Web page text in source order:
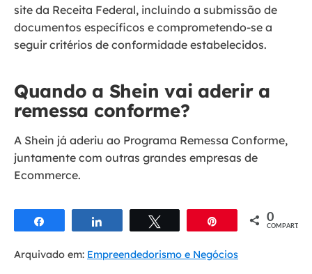
site da Receita Federal, incluindo a submissão de
documentos específicos e comprometendo-se a
seguir critérios de conformidade estabelecidos.
Quando a Shein vai aderir a
remessa conforme?
A Shein já aderiu ao Programa Remessa Conforme,
juntamente com outras grandes empresas de
Ecommerce.
Compartilhar Compartilhar 0
COMPART.
Arquivado em: Empreendedorismo e Negócios